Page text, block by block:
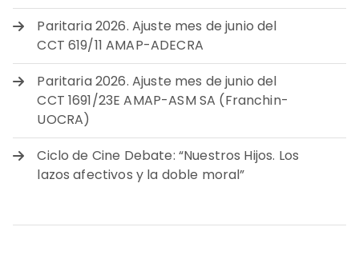
Paritaria 2026. Ajuste mes de junio del
CCT 619/11 AMAP-ADECRA
Paritaria 2026. Ajuste mes de junio del
CCT 1691/23E AMAP-ASM SA (Franchin-
UOCRA)
Ciclo de Cine Debate: “Nuestros Hijos. Los
lazos afectivos y la doble moral”